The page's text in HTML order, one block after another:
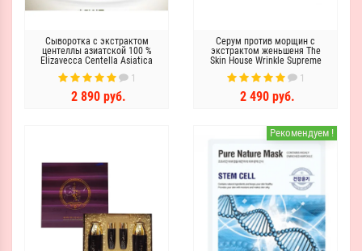
Сыворотка с экстрактом
центеллы азиатской 100 %
Elizavecca Centella Asiatica
Extract 100%
1
2 890 руб.
Серум против морщин с
экстрактом женьшеня The
Skin House Wrinkle Supreme
Serum
1
2 490 руб.
Рекомендуем !